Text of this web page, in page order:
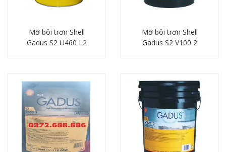
Mỡ bôi trơn Shell
Gadus S2 U460 L2
Mỡ bôi trơn Shell
Gadus S2 V100 2